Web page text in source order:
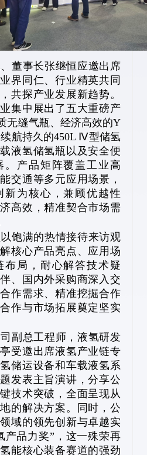
事长张继恒应邀出席
界同仁、行业精英共同
共探产业发展新趋势。
集中展出了五大重磅产
无缝气瓶、经济高效的Y
航持久的450L Ⅳ型储氢
液氢储氢瓶以及安全便
。产品矩阵覆盖工业高
交通等多元应用场景，
新为核心，兼顾优越性
高效，精准契合市场需
满的热情接待来访观
核心产品亮点、应用场
布局，耐心解答技术疑
、国内外采购商深入交
作需求、精准挖掘合作
作与市场拓展奠定坚实
总工程师，液氢研发
受邀出席液氢产业链专
储运设备和车载液氢系
发表主旨演讲，分享公
技术突破，全面呈现从
的解决方案。同时，公
域的领先创新与卓越实
产品力奖”，这一殊荣再
能核心装备赛道的强劲